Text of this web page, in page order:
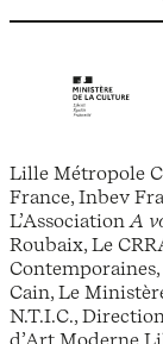
Lille Métropole
France, Inbev
L’Association A
Roubaix, Le
Contemporaines,
Cain, Le
N.T.I.C.,
d’Art Moderne